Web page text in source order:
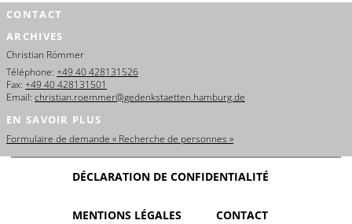
CONTACT
ARCHIVES
Christian Römmer
Téléphone: +49 40 428131526
Fax: +49 40 428131501
Email: christian.roemmer@gedenkstaetten.hamburg.de
EN SAVOIR PLUS
Formulaire de demande « Recherche de personnes »
DÉCLARATION DE CONFIDENTIALITÉ
MENTIONS LÉGALES CONTACT